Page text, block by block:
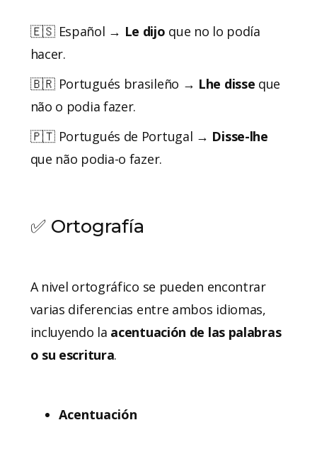
🇪🇸 Español → Le dijo que no lo podía
hacer.
🇧🇷 Portugués brasileño → Lhe disse que
não o podia fazer.
🇵🇹 Portugués de Portugal → Disse-lhe
que não podia-o fazer.
✅ Ortografía
A nivel ortográfico se pueden encontrar
varias diferencias entre ambos idiomas,
incluyendo la acentuación de las palabras
o su escritura.
Acentuación